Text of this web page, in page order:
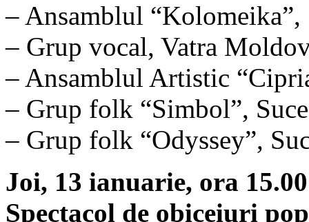
– Ansamblul “Kolomeika”,
– Grup vocal, Vatra
– Ansamblul Artistic
– Grup folk “Simbol”,
– Grup folk “Odyssey”,
Joi, 13 ianuarie, ora 15.00
Spectacol de obiceiuri